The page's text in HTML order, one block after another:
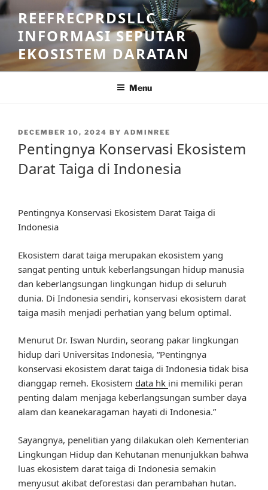
Skip
to
content
REEFRECPRDSLLC –
INFORMASI SEPUTAR
EKOSISTEM DARATAN
Menu
POSTED
DECEMBER 10, 2024 BY ADMINREE
Pentingnya Konservasi Ekosistem
Darat Taiga di Indonesia
Pentingnya Konservasi Ekosistem Darat Taiga di
Indonesia
Ekosistem darat taiga merupakan ekosistem yang
sangat penting untuk keberlangsungan hidup manusia
dan keberlangsungan lingkungan hidup di seluruh
dunia. Di Indonesia sendiri, konservasi ekosistem darat
taiga masih menjadi perhatian yang belum optimal.
Menurut Dr. Iswan Nurdin, seorang pakar lingkungan
hidup dari Universitas Indonesia, “Pentingnya
konservasi ekosistem darat taiga di Indonesia tidak bisa
dianggap remeh. Ekosistem data hk ini memiliki peran
penting dalam menjaga keberlangsungan sumber daya
alam dan keanekaragaman hayati di Indonesia.”
Sayangnya, penelitian yang dilakukan oleh Kementerian
Lingkungan Hidup dan Kehutanan menunjukkan bahwa
luas ekosistem darat taiga di Indonesia semakin
menyusut akibat deforestasi dan perambahan hutan.